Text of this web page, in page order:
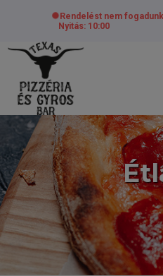
Rendelést nem
Nyitás: 10:00